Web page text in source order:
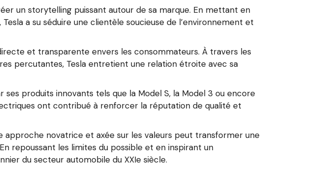
un storytelling puissant autour de sa marque. En mettant en
a su séduire une clientèle soucieuse de l’environnement et
et transparente envers les consommateurs. À travers les
percutantes, Tesla entretient une relation étroite avec sa
produits innovants tels que la Model S, la Model 3 ou encore
ont contribué à renforcer la réputation de qualité et
novatrice et axée sur les valeurs peut transformer une
repoussant les limites du possible et en inspirant un
du secteur automobile du XXIe siècle.